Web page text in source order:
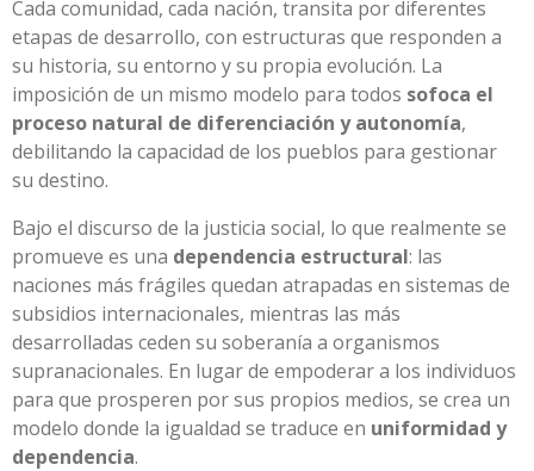
Cada comunidad, cada nación, transita por diferentes
etapas de desarrollo, con estructuras que responden a
su historia, su entorno y su propia evolución. La
imposición de un mismo modelo para todos sofoca el
proceso natural de diferenciación y autonomía,
debilitando la capacidad de los pueblos para gestionar
su destino.
Bajo el discurso de la justicia social, lo que realmente se
promueve es una dependencia estructural: las
naciones más frágiles quedan atrapadas en sistemas de
subsidios internacionales, mientras las más
desarrolladas ceden su soberanía a organismos
supranacionales. En lugar de empoderar a los individuos
para que prosperen por sus propios medios, se crea un
modelo donde la igualdad se traduce en uniformidad y
dependencia.